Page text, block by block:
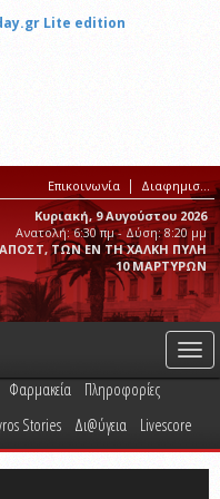
Lite edition
Επικοινωνία
Διαφημιστείτε στο syrostoday.gr
Κυριακή, 9 Αυγούστου 2026
Ανατολή: 6:30 πμ - Δύση: 8:20 μμ
ΤΩΝ ΕΝ ΤΗ ΧΑΛΚΗ ΠΥΛΗ
10 ΜΑΡΤΥΡΩΝ
Φαρμακεία
Πληροφορίες
Stories Δι@ύγεια Livescore